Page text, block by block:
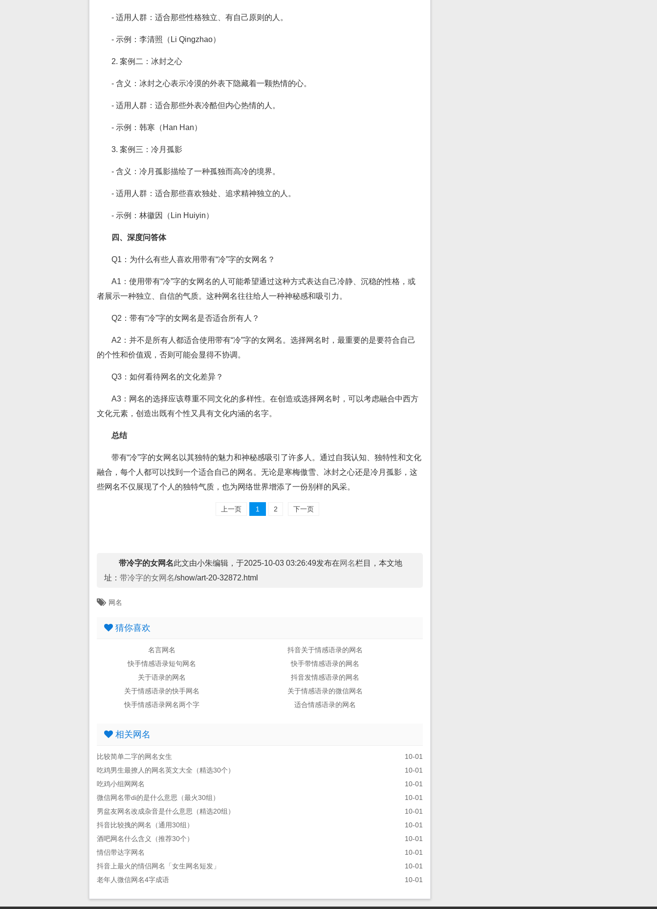
- 适用人群：适合那些性格独立、有自己原则的人。
- 示例：李清照（Li Qingzhao）
2. 案例二：冰封之心
- 含义：冰封之心表示冷漠的外表下隐藏着一颗热情的心。
- 适用人群：适合那些外表冷酷但内心热情的人。
- 示例：韩寒（Han Han）
3. 案例三：冷月孤影
- 含义：冷月孤影描绘了一种孤独而高冷的境界。
- 适用人群：适合那些喜欢独处、追求精神独立的人。
- 示例：林徽因（Lin Huiyin）
四、深度问答体
Q1：为什么有些人喜欢用带有“冷”字的女网名？
A1：使用带有“冷”字的女网名的人可能希望通过这种方式表达自己冷静、沉稳的性格，或
者展示一种独立、自信的气质。这种网名往往给人一种神秘感和吸引力。
Q2：带有“冷”字的女网名是否适合所有人？
A2：并不是所有人都适合使用带有“冷”字的女网名。选择网名时，最重要的是要符合自己
的个性和价值观，否则可能会显得不协调。
Q3：如何看待网名的文化差异？
A3：网名的选择应该尊重不同文化的多样性。在创造或选择网名时，可以考虑融合中西方
文化元素，创造出既有个性又具有文化内涵的名字。
总结
带有“冷”字的女网名以其独特的魅力和神秘感吸引了许多人。通过自我认知、独特性和文化
融合，每个人都可以找到一个适合自己的网名。无论是寒梅傲雪、冰封之心还是冷月孤影，这
些网名不仅展现了个人的独特气质，也为网络世界增添了一份别样的风采。
上一页 1 2 下一页
带冷字的女网名此文由小朱编辑，于2025-10-03 03:26:49发布在网名栏目，本文地
址： 带冷字的女网名/show/art-20-32872.html
网名
猜你喜欢
名言网名
抖音关于情感语录的网名
快手情感语录短句网名
快手带情感语录的网名
关于语录的网名
抖音发情感语录的网名
关于情感语录的快手网名
关于情感语录的微信网名
快手情感语录网名两个字
适合情感语录的网名
相关网名
比较简单二字的网名女生
10-01
吃鸡男生最撩人的网名英文大全（精选30个）
10-01
吃鸡小组网网名
10-01
微信网名带di的是什么意思（最火30组）
10-01
男盆友网名改成杂音是什么意思（精选20组）
10-01
抖音比较拽的网名（通用30组）
10-01
酒吧网名什么含义（推荐30个）
10-01
情侣带达字网名
10-01
抖音上最火的情侣网名「女生网名短发」
10-01
老年人微信网名4字成语
10-01